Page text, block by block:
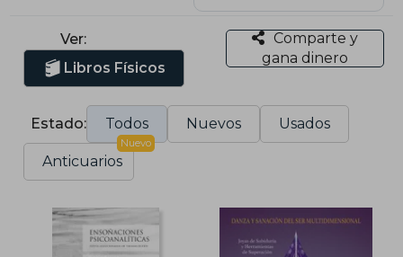
Ver:
Libros Físicos
Comparte y
gana dinero
Estado: Todos Nuevos Usados
Anticuarios
Nuevo